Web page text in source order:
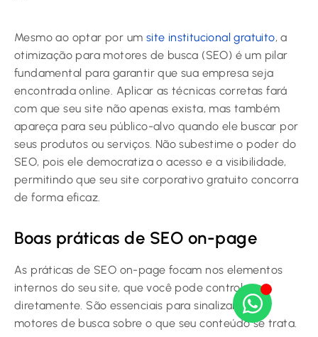
Mesmo ao optar por um site institucional gratuito, a
otimização para motores de busca (SEO) é um pilar
fundamental para garantir que sua empresa seja
encontrada online. Aplicar as técnicas corretas fará
com que seu site não apenas exista, mas também
apareça para seu público-alvo quando ele buscar por
seus produtos ou serviços. Não subestime o poder do
SEO, pois ele democratiza o acesso e a visibilidade,
permitindo que seu site corporativo gratuito concorra
de forma eficaz.
Boas práticas de SEO on-page
As práticas de SEO on-page focam nos elementos
internos do seu site, que você pode controlar
diretamente. São essenciais para sinalizar aos
motores de busca sobre o que seu conteúdo se trata.